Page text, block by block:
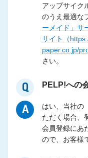
アップサイク
のうえ最適な
ーメイド」サ
サイト（
paper.co.jp/
さい。
Q PELP!への
A
はい、当社の
ただく場合、
会員登録にあ
ので、お客様